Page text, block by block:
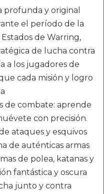
profunda y original
el período de la
de Warring,
de lucha contra
a los jugadores de
cada misión y logro
de combate: aprende
con precisión.
ataques y esquivos
de auténticas armas
de polea, katanas y
fantástica y oscura
junto y contra